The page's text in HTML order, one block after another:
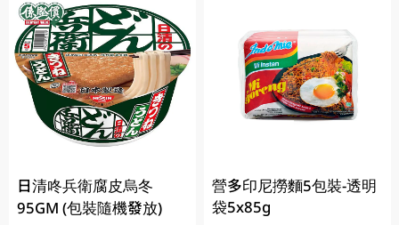
日清咚兵衛腐皮烏冬
95GM (包裝隨機發放)
營多印尼撈麵5包裝-透明
袋5x85g